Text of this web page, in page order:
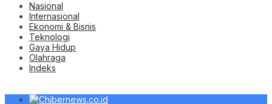
Nasional
Internasional
Ekonomi & Bisnis
Teknologi
Gaya Hidup
Olahraga
Indeks